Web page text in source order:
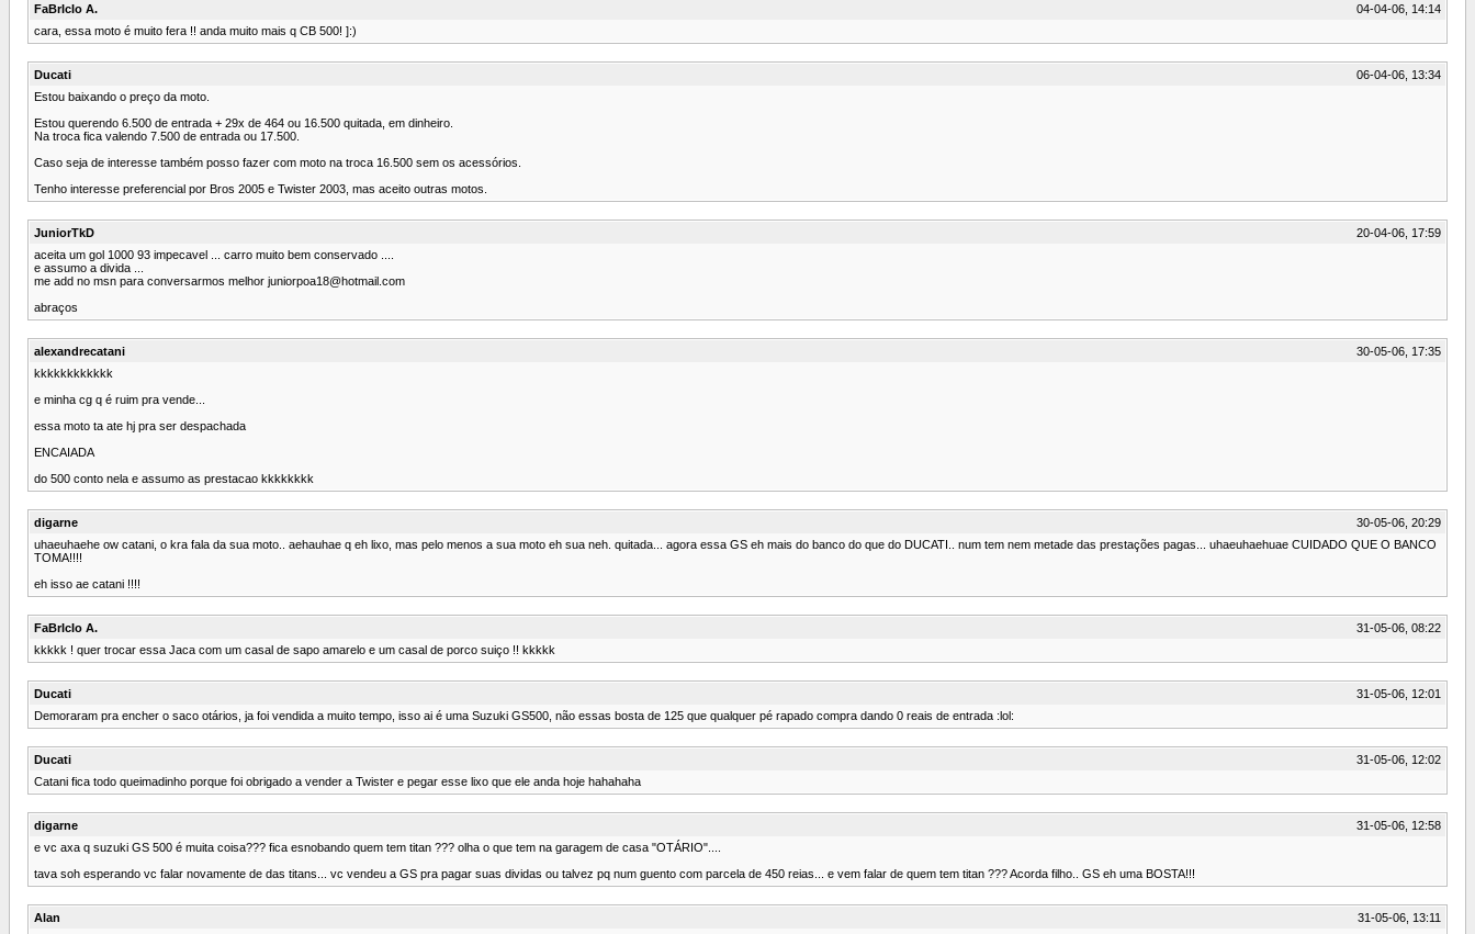
FaBrIcIo A.
04-04-06, 14:14
cara, essa moto é muito fera !! anda muito mais q CB 500! ]:)
Ducati
06-04-06, 13:34
Estou baixando o preço da moto.
Estou querendo 6.500 de entrada + 29x de 464 ou 16.500 quitada, em dinheiro.
Na troca fica valendo 7.500 de entrada ou 17.500.
Caso seja de interesse também posso fazer com moto na troca 16.500 sem os acessórios.
Tenho interesse preferencial por Bros 2005 e Twister 2003, mas aceito outras motos.
JuniorTkD
20-04-06, 17:59
aceita um gol 1000 93 impecavel ... carro muito bem conservado ....
e assumo a divida ...
me add no msn para conversarmos melhor juniorpoa18@hotmail.com
abraços
alexandrecatani
30-05-06, 17:35
kkkkkkkkkkkk
e minha cg q é ruim pra vende...
essa moto ta ate hj pra ser despachada
ENCAIADA
do 500 conto nela e assumo as prestacao kkkkkkkk
digarne
30-05-06, 20:29
uhaeuhaehe ow catani, o kra fala da sua moto.. aehauhae q eh lixo, mas pelo menos a sua moto eh sua neh. quitada... agora essa GS eh mais do banco do que do DUCATI.. num tem nem metade das prestações pagas... uhaeuhaehuae CUIDADO QUE O BANCO
TOMA!!!!
eh isso ae catani !!!!
FaBrIcIo A.
31-05-06, 08:22
kkkkk ! quer trocar essa Jaca com um casal de sapo amarelo e um casal de porco suiço !! kkkkk
Ducati
31-05-06, 12:01
Demoraram pra encher o saco otários, ja foi vendida a muito tempo, isso ai é uma Suzuki GS500, não essas bosta de 125 que qualquer pé rapado compra dando 0 reais de entrada :lol:
Ducati
31-05-06, 12:02
Catani fica todo queimadinho porque foi obrigado a vender a Twister e pegar esse lixo que ele anda hoje hahahaha
digarne
31-05-06, 12:58
e vc axa q suzuki GS 500 é muita coisa??? fica esnobando quem tem titan ??? olha o que tem na garagem de casa "OTÁRIO"....
tava soh esperando vc falar novamente de das titans... vc vendeu a GS pra pagar suas dividas ou talvez pq num guento com parcela de 450 reias... e vem falar de quem tem titan ??? Acorda filho.. GS eh uma BOSTA!!!
Alan
31-05-06, 13:11